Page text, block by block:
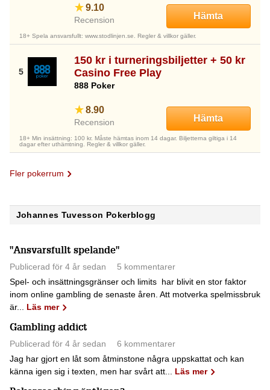
9.10
Recension Hämta
18+ Spela ansvarsfullt: www.stodlinjen.se. Regler & villkor gäller.
150 kr i turneringsbiljetter + 50 kr
Casino Free Play
888 Poker
8.90
Recension Hämta
18+ Min insättning: 100 kr. Måste hämtas inom 14 dagar. Biljetterna giltiga i 14
dagar efter uthämtning. Regler & villkor gäller.
Fler pokerrum
Johannes Tuvesson Pokerblogg
"Ansvarsfullt spelande"
Publicerad för 4 år sedan
5 kommentarer
Spel- och insättningsgränser och limits har blivit en stor faktor
inom online gambling de senaste åren. Att motverka spelmissbruk
är... Läs mer
Gambling addict
Publicerad för 4 år sedan
6 kommentarer
Jag har gjort en låt som åtminstone några uppskattat och kan
känna igen sig i texten, men har svårt att... Läs mer